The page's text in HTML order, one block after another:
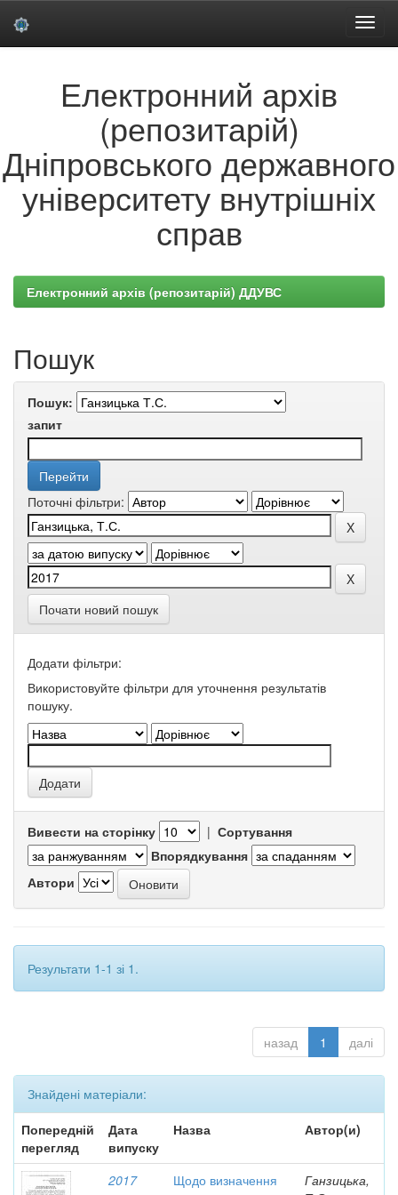
Електронний архів
(репозитарій)
Дніпровського державного
університету внутрішніх
справ
Електронний архів (репозитарій) ДДУВС
Пошук
Пошук:
запит
Поточні фільтри:
Почати новий пошук
Додати фільтри:
Використовуйте фільтри для уточнення результатів
пошуку.
Вивести на сторінку | Сортування
Впорядкування
Автори
Результати 1-1 зі 1.
назад 1 далі
Знайдені матеріали:
Попередній
перегляд
Дата
випуску
Назва Автор(и)
2017
Щодо визначення
Ганзицька,